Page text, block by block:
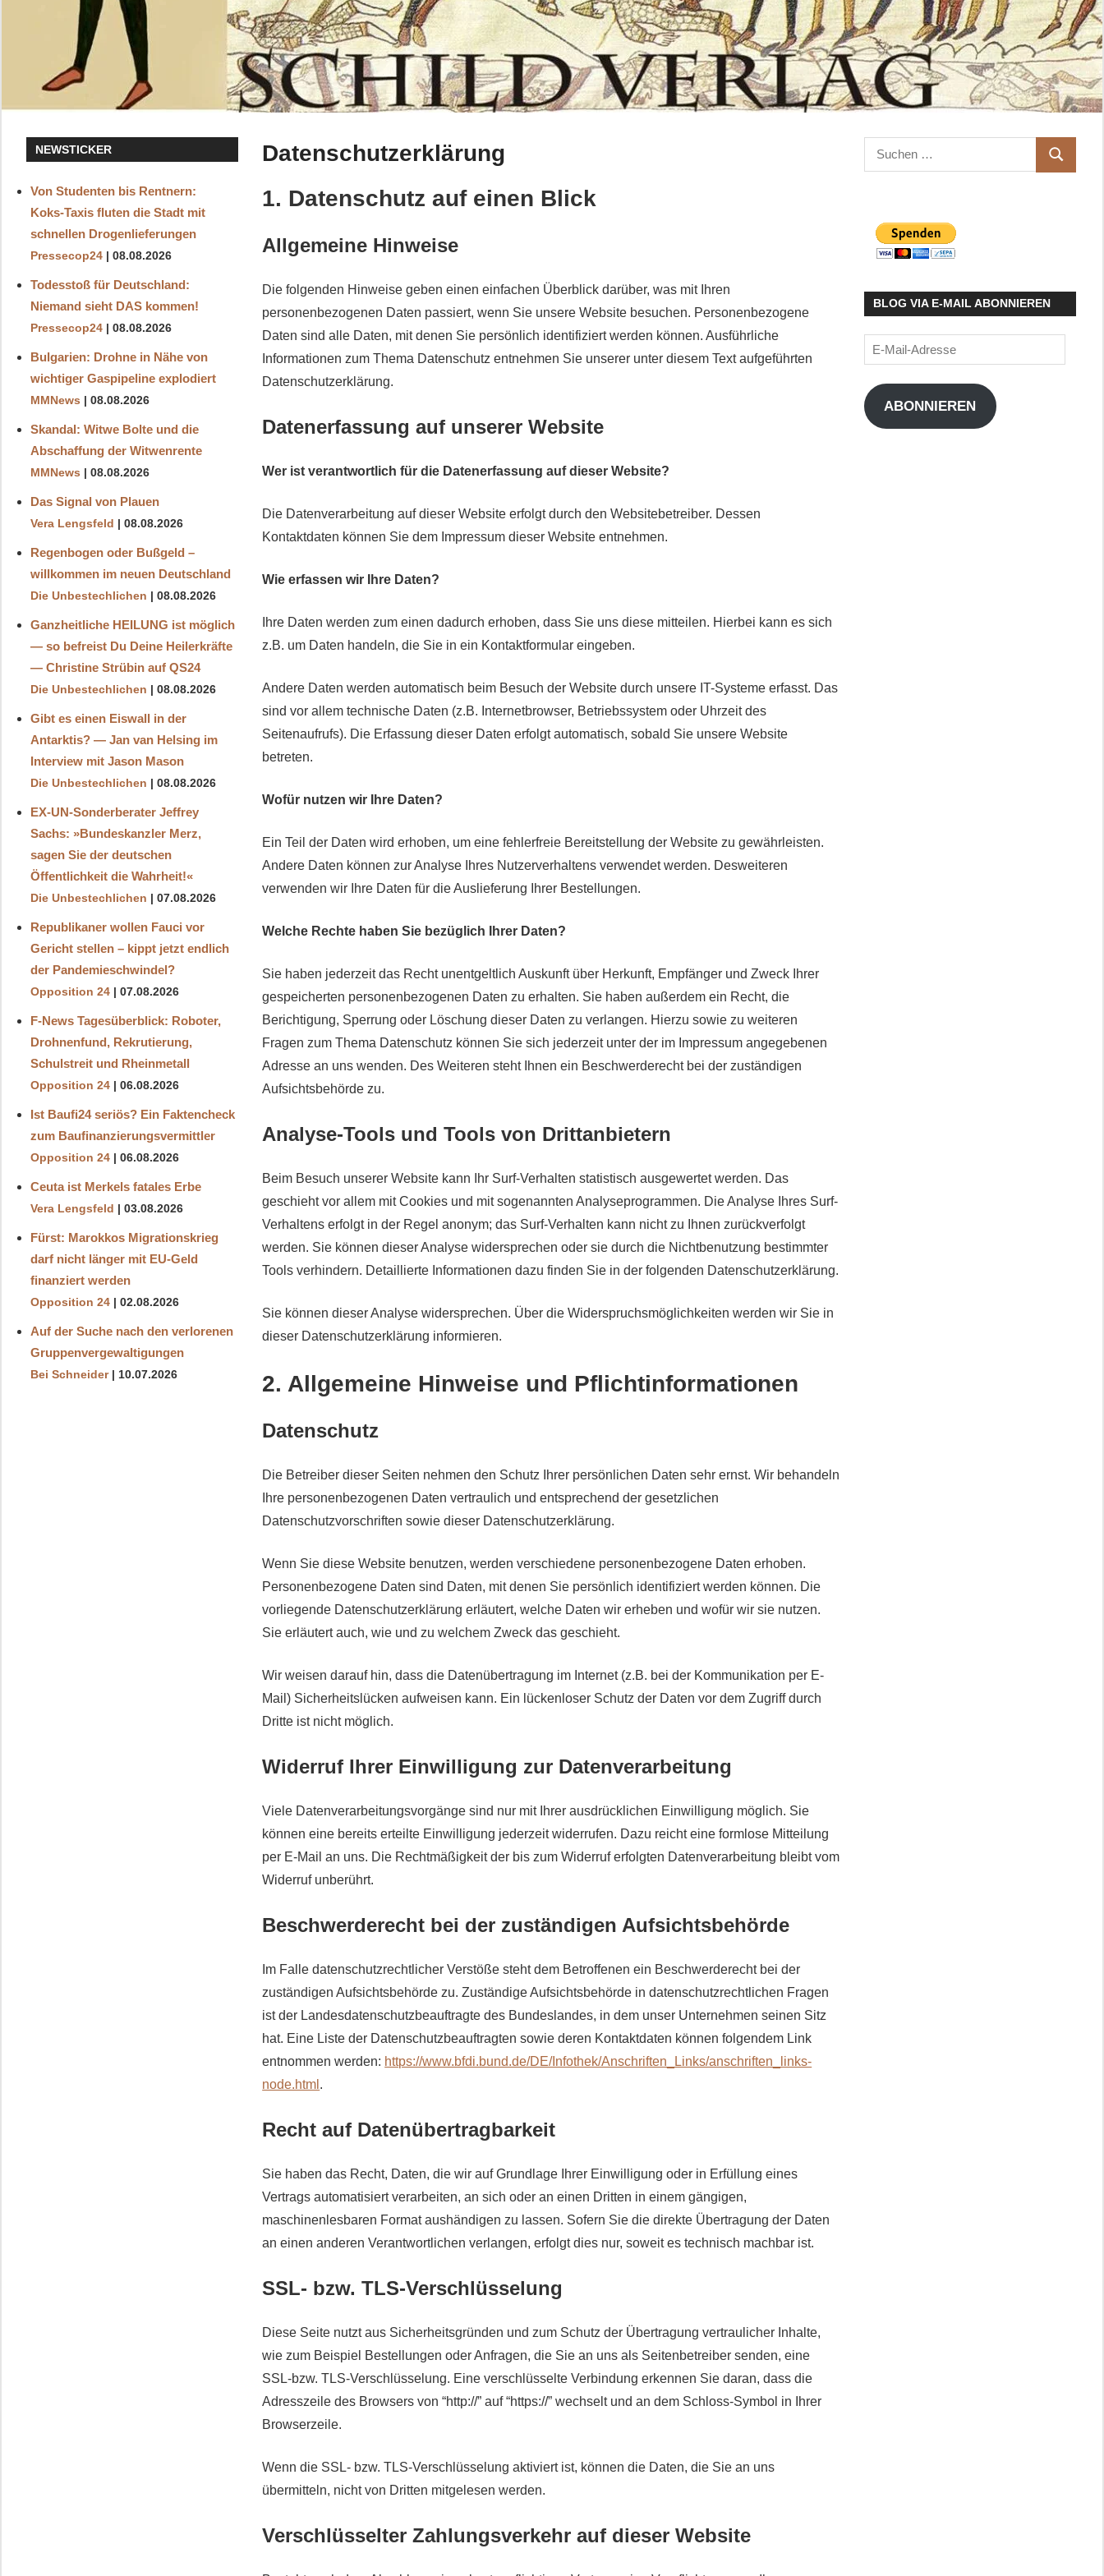
Datenschutzerklärung
1. Datenschutz auf einen Blick
Allgemeine Hinweise
Die folgenden Hinweise geben einen einfachen Überblick darüber, was mit Ihren
personenbezogenen Daten passiert, wenn Sie unsere Website besuchen. Personenbezogene
Daten sind alle Daten, mit denen Sie persönlich identifiziert werden können. Ausführliche
Informationen zum Thema Datenschutz entnehmen Sie unserer unter diesem Text aufgeführten
Datenschutzerklärung.
Datenerfassung auf unserer Website
Wer ist verantwortlich für die Datenerfassung auf dieser Website?
Die Datenverarbeitung auf dieser Website erfolgt durch den Websitebetreiber. Dessen
Kontaktdaten können Sie dem Impressum dieser Website entnehmen.
Wie erfassen wir Ihre Daten?
Ihre Daten werden zum einen dadurch erhoben, dass Sie uns diese mitteilen. Hierbei kann es sich
z.B. um Daten handeln, die Sie in ein Kontaktformular eingeben.
Andere Daten werden automatisch beim Besuch der Website durch unsere IT-Systeme erfasst. Das
sind vor allem technische Daten (z.B. Internetbrowser, Betriebssystem oder Uhrzeit des
Seitenaufrufs). Die Erfassung dieser Daten erfolgt automatisch, sobald Sie unsere Website
betreten.
Wofür nutzen wir Ihre Daten?
Ein Teil der Daten wird erhoben, um eine fehlerfreie Bereitstellung der Website zu gewährleisten.
Andere Daten können zur Analyse Ihres Nutzerverhaltens verwendet werden. Desweiteren
verwenden wir Ihre Daten für die Auslieferung Ihrer Bestellungen.
Welche Rechte haben Sie bezüglich Ihrer Daten?
Sie haben jederzeit das Recht unentgeltlich Auskunft über Herkunft, Empfänger und Zweck Ihrer
gespeicherten personenbezogenen Daten zu erhalten. Sie haben außerdem ein Recht, die
Berichtigung, Sperrung oder Löschung dieser Daten zu verlangen. Hierzu sowie zu weiteren
Fragen zum Thema Datenschutz können Sie sich jederzeit unter der im Impressum angegebenen
Adresse an uns wenden. Des Weiteren steht Ihnen ein Beschwerderecht bei der zuständigen
Aufsichtsbehörde zu.
Analyse-Tools und Tools von Drittanbietern
Beim Besuch unserer Website kann Ihr Surf-Verhalten statistisch ausgewertet werden. Das
geschieht vor allem mit Cookies und mit sogenannten Analyseprogrammen. Die Analyse Ihres Surf-
Verhaltens erfolgt in der Regel anonym; das Surf-Verhalten kann nicht zu Ihnen zurückverfolgt
werden. Sie können dieser Analyse widersprechen oder sie durch die Nichtbenutzung bestimmter
Tools verhindern. Detaillierte Informationen dazu finden Sie in der folgenden Datenschutzerklärung.
Sie können dieser Analyse widersprechen. Über die Widerspruchsmöglichkeiten werden wir Sie in
dieser Datenschutzerklärung informieren.
2. Allgemeine Hinweise und Pflichtinformationen
Datenschutz
Die Betreiber dieser Seiten nehmen den Schutz Ihrer persönlichen Daten sehr ernst. Wir behandeln
Ihre personenbezogenen Daten vertraulich und entsprechend der gesetzlichen
Datenschutzvorschriften sowie dieser Datenschutzerklärung.
Wenn Sie diese Website benutzen, werden verschiedene personenbezogene Daten erhoben.
Personenbezogene Daten sind Daten, mit denen Sie persönlich identifiziert werden können. Die
vorliegende Datenschutzerklärung erläutert, welche Daten wir erheben und wofür wir sie nutzen.
Sie erläutert auch, wie und zu welchem Zweck das geschieht.
Wir weisen darauf hin, dass die Datenübertragung im Internet (z.B. bei der Kommunikation per E-
Mail) Sicherheitslücken aufweisen kann. Ein lückenloser Schutz der Daten vor dem Zugriff durch
Dritte ist nicht möglich.
Widerruf Ihrer Einwilligung zur Datenverarbeitung
Viele Datenverarbeitungsvorgänge sind nur mit Ihrer ausdrücklichen Einwilligung möglich. Sie
können eine bereits erteilte Einwilligung jederzeit widerrufen. Dazu reicht eine formlose Mitteilung
per E-Mail an uns. Die Rechtmäßigkeit der bis zum Widerruf erfolgten Datenverarbeitung bleibt vom
Widerruf unberührt.
Beschwerderecht bei der zuständigen Aufsichtsbehörde
Im Falle datenschutzrechtlicher Verstöße steht dem Betroffenen ein Beschwerderecht bei der
zuständigen Aufsichtsbehörde zu. Zuständige Aufsichtsbehörde in datenschutzrechtlichen Fragen
ist der Landesdatenschutzbeauftragte des Bundeslandes, in dem unser Unternehmen seinen Sitz
hat. Eine Liste der Datenschutzbeauftragten sowie deren Kontaktdaten können folgendem Link
entnommen werden: https://www.bfdi.bund.de/DE/Infothek/Anschriften_Links/anschriften_links-
node.html .
Recht auf Datenübertragbarkeit
Sie haben das Recht, Daten, die wir auf Grundlage Ihrer Einwilligung oder in Erfüllung eines
Vertrags automatisiert verarbeiten, an sich oder an einen Dritten in einem gängigen,
maschinenlesbaren Format aushändigen zu lassen. Sofern Sie die direkte Übertragung der Daten
an einen anderen Verantwortlichen verlangen, erfolgt dies nur, soweit es technisch machbar ist.
SSL- bzw. TLS-Verschlüsselung
Diese Seite nutzt aus Sicherheitsgründen und zum Schutz der Übertragung vertraulicher Inhalte,
wie zum Beispiel Bestellungen oder Anfragen, die Sie an uns als Seitenbetreiber senden, eine
SSL-bzw. TLS-Verschlüsselung. Eine verschlüsselte Verbindung erkennen Sie daran, dass die
Adresszeile des Browsers von “http://” auf “https://” wechselt und an dem Schloss-Symbol in Ihrer
Browserzeile.
Wenn die SSL- bzw. TLS-Verschlüsselung aktiviert ist, können die Daten, die Sie an uns
übermitteln, nicht von Dritten mitgelesen werden.
Verschlüsselter Zahlungsverkehr auf dieser Website
NEWSTICKER
Von Studenten bis Rentnern:
Koks‑Taxis fluten die Stadt mit
schnellen Drogenlieferungen
Pressecop24 08.08.2026
Todesstoß für Deutschland:
Niemand sieht DAS kommen!
Pressecop24 08.08.2026
Bulgarien: Drohne in Nähe von
wichtiger Gaspipeline explodiert
MMNews 08.08.2026
Skandal: Witwe Bolte und die
Abschaffung der Witwenrente
MMNews 08.08.2026
Das Signal von Plauen
Vera Lengsfeld 08.08.2026
Regenbogen oder Bußgeld –
willkommen im neuen Deutschland
Die Unbestechlichen 08.08.2026
Ganzheitliche HEILUNG ist möglich
— so befreist Du Deine Heilerkräfte
— Christine Strübin auf QS24
Die Unbestechlichen 08.08.2026
Gibt es einen Eiswall in der
Antarktis? — Jan van Helsing im
Interview mit Jason Mason
Die Unbestechlichen 08.08.2026
EX-UN-Sonderberater Jeffrey
Sachs: »Bundeskanzler Merz,
sagen Sie der deutschen
Öffentlichkeit die Wahrheit!«
Die Unbestechlichen 07.08.2026
Republikaner wollen Fauci vor
Gericht stellen – kippt jetzt endlich
der Pandemieschwindel?
Opposition 24 07.08.2026
F-News Tagesüberblick: Roboter,
Drohnenfund, Rekrutierung,
Schulstreit und Rheinmetall
Opposition 24 06.08.2026
Ist Baufi24 seriös? Ein Faktencheck
zum Baufinanzierungsvermittler
Opposition 24 06.08.2026
Ceuta ist Merkels fatales Erbe
Vera Lengsfeld 03.08.2026
Fürst: Marokkos Migrationskrieg
darf nicht länger mit EU-Geld
finanziert werden
Opposition 24 02.08.2026
Auf der Suche nach den verlorenen
Gruppenvergewaltigungen
Bei Schneider 10.07.2026
Suchen
nach:
SUCHEN
BLOG VIA E-MAIL ABONNIEREN
E-
Mail-
Adresse
ABONNIEREN